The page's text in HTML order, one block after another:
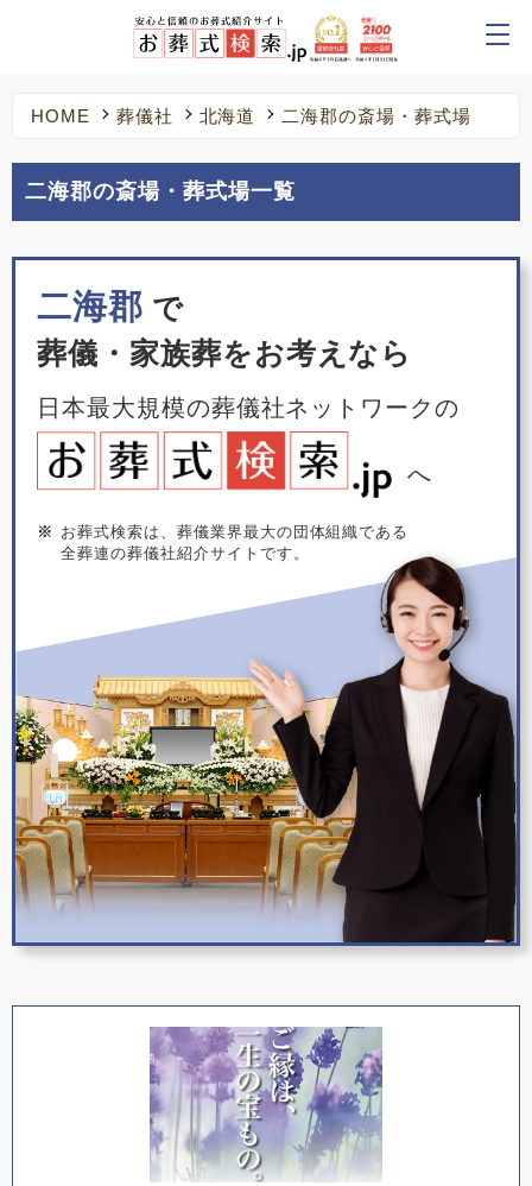
HOME 葬儀社 北海道 二海郡の斎場・葬式場
二海郡の斎場・葬式場一覧
二海郡 で
葬儀・家族葬をお考えなら
日本最大規模の葬儀社ネットワークの
へ
※
お葬式検索は、葬儀業界最大の団体組織である
全葬連の葬儀社紹介サイトです。